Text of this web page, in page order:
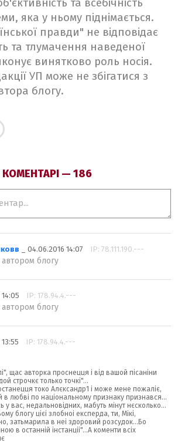
та всебічність
яка у ньому піднімається.
правди" не відповідає
та тлумачення наведеної
винятково роль носія.
УП може не збігатися з
блогу.
КОМЕНТАРІ — 186
_ 04.06.2016 14:07 IP: 78.111.190.---
блогу
IP: 178.94.4.---
блогу
IP: 178.94.4.---
щас авторка проснецця і від вашой пісаніни
строчкє только точкі"...
токо Алєксандр1 і може мене пожаліє,
в любві по національному признаку признався...
у вас, недальновідних, мабуть мінут нєсколько...
блогу цієі злобноі експерда, ти, Мікі,
затьмарила в неі здоровий розсудок...Бо
в останній інстанціі"...А коменти всіх